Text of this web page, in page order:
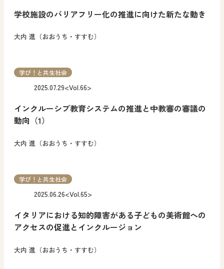
学校施設のバリアフリー化の推進に向けた新たな動き
大内 進（おおうち・すすむ）
インクルーシブ教育システムの推進と中教審の審議の
動向（1）
大内 進（おおうち・すすむ）
2025.07.29<Vol.66>
学び！と共生社会
イタリアにおける知的障害がある子どもの美術館への
アクセスの促進とインクルージョン
大内 進（おおうち・すすむ）
2025.06.26<Vol.65>
学び！と共生社会